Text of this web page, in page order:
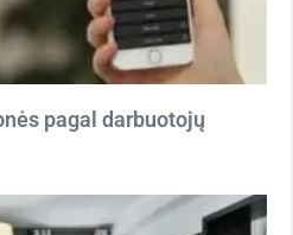
pagal darbuotojų